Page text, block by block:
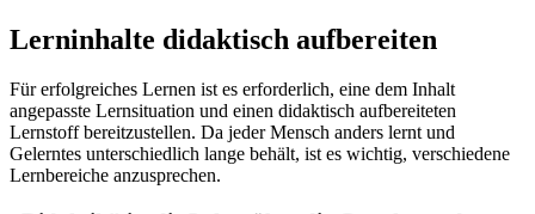
Lerninhalte didaktisch aufbereiten
Für erfolgreiches Lernen ist es erforderlich, eine dem Inhalt
angepasste Lernsituation und einen didaktisch aufbereiteten
Lernstoff bereitzustellen. Da jeder Mensch anders lernt und
Gelerntes unterschiedlich lange behält, ist es wichtig, verschiedene
Lernbereiche anzusprechen.